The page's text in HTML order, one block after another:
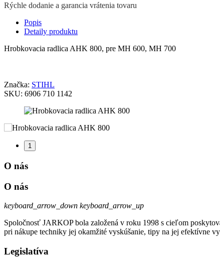
Rýchle dodanie a garancia vrátenia tovaru
Popis
Detaily produktu
Hrobkovacia radlica AHK 800, pre MH 600, MH 700
Značka: STIHL
SKU: 6906 710 1142
1
O nás
O nás
keyboard_arrow_down keyboard_arrow_up
Spoločnosť JARKOP bola založená v roku 1998 s cieľom
pri nákupe techniky jej okamžité vyskúšanie, tipy na jej efektívne
Legislatíva